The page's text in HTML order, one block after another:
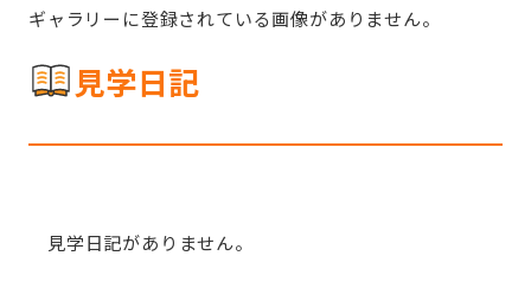
ギャラリーに登録されている画像がありません。
見学日記
見学日記がありません。